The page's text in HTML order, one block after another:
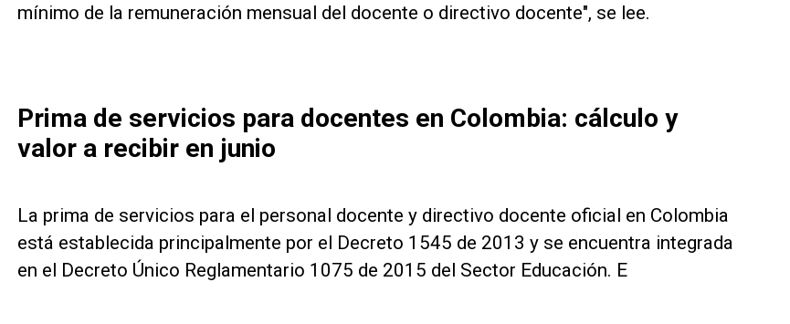
mínimo de la remuneración mensual del docente o directivo docente", se lee.
Prima de servicios para docentes en Colombia: cálculo y
valor a recibir en junio
La prima de servicios para el personal docente y directivo docente oficial en Colombia
está establecida principalmente por el Decreto 1545 de 2013 y se encuentra integrada
en el Decreto Único Reglamentario 1075 de 2015 del Sector Educación. E